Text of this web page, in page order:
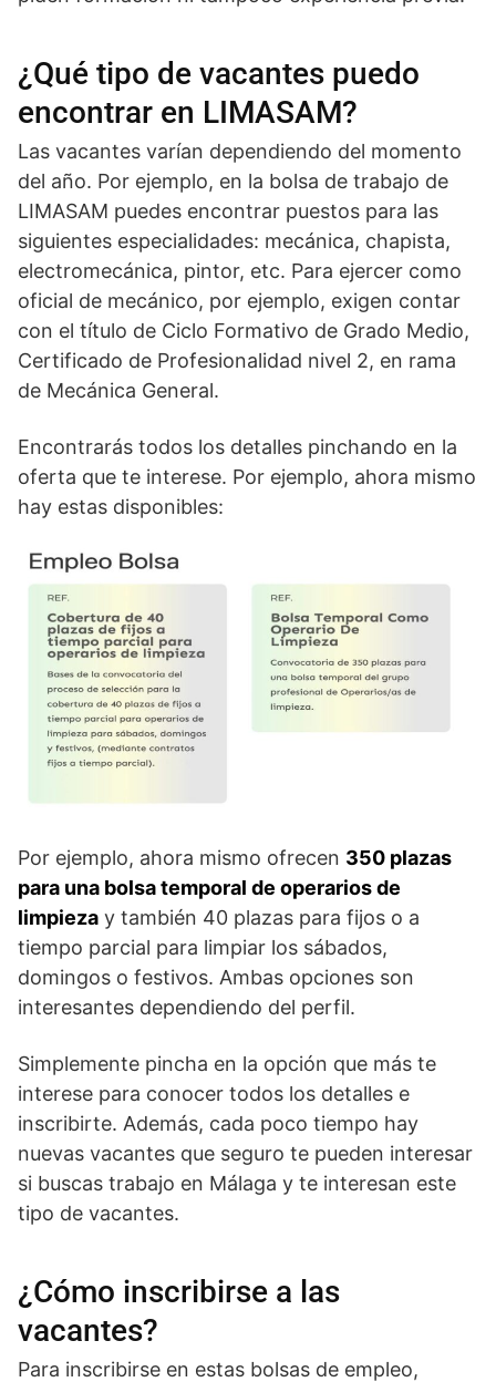
¿Qué tipo de vacantes puedo
encontrar en LIMASAM?
Las vacantes varían dependiendo del momento
del año. Por ejemplo, en la bolsa de trabajo de
LIMASAM puedes encontrar puestos para las
siguientes especialidades: mecánica, chapista,
electromecánica, pintor, etc. Para ejercer como
oficial de mecánico, por ejemplo, exigen contar
con el título de Ciclo Formativo de Grado Medio,
Certificado de Profesionalidad nivel 2, en rama
de Mecánica General.
Encontrarás todos los detalles pinchando en la
oferta que te interese. Por ejemplo, ahora mismo
hay estas disponibles:
Por ejemplo, ahora mismo ofrecen 350 plazas
para una bolsa temporal de operarios de
limpieza y también 40 plazas para fijos o a
tiempo parcial para limpiar los sábados,
domingos o festivos. Ambas opciones son
interesantes dependiendo del perfil.
Simplemente pincha en la opción que más te
interese para conocer todos los detalles e
inscribirte. Además, cada poco tiempo hay
nuevas vacantes que seguro te pueden interesar
si buscas trabajo en Málaga y te interesan este
tipo de vacantes.
¿Cómo inscribirse a las
vacantes?
Para inscribirse en estas bolsas de empleo,